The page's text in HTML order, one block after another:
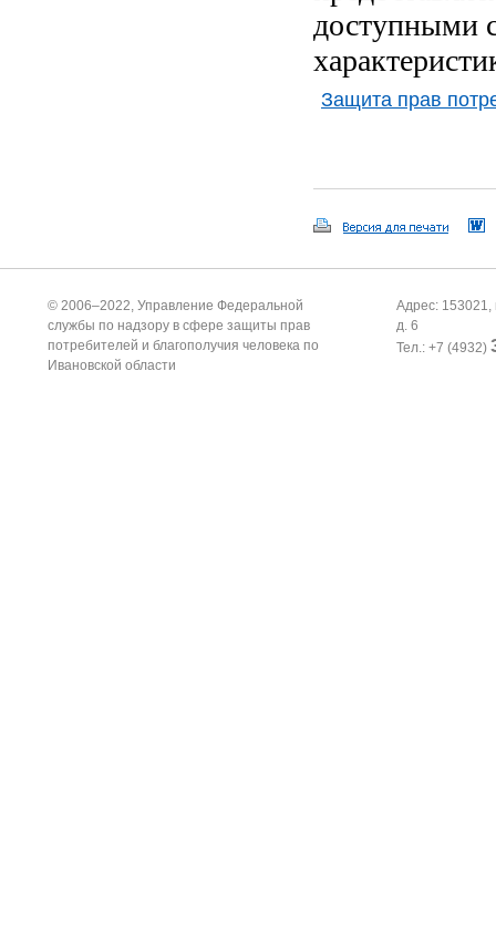
доступными
Защита прав
© 2006–2022, Управление Федеральной
службы по надзору в сфере защиты прав
потребителей и благополучия человека по
Ивановской области
Адрес: 153021,
д. 6
Тел.: +7 (4932)